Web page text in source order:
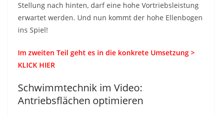
Stellung nach hinten, darf eine hohe Vortriebsleistung
erwartet werden. Und nun kommt der hohe Ellenbogen
ins Spiel!
Im zweiten Teil geht es in die konkrete Umsetzung >
KLICK HIER
Schwimmtechnik im Video:
Antriebsflächen optimieren